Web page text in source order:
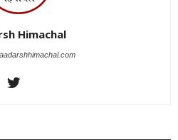
Himachal